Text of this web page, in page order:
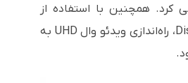
کرد. همچنین با استفاده از
HDMI و DisplayPort، راه‌اندازی ویدئو وال UHD به